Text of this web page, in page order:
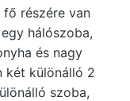
részére van
hálószoba,
és nagy
két különálló 2
szoba,